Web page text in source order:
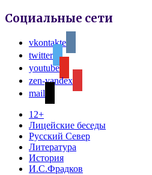
Социальные сети
vkontakte
twitter
youtube
zen-yandex
mail
12+
Лицейские беседы
Русский Север
Литература
История
И.С.Фрадков